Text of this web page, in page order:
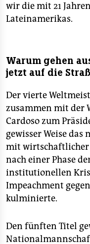
wir die mit 21
Lateinamerikas.
Warum gehen
jetzt auf die
Der vierte
zusammen mit der
Cardoso zum
gewisser Weise
mit
nach einer Phase
institutionellen
Impeachment
kulminierte.
Den fünften Titel